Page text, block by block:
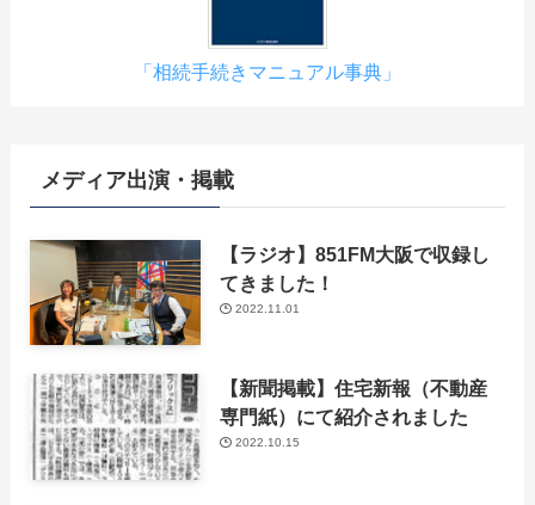
「相続手続きマニュアル事典」
メディア出演・掲載
【ラジオ】851FM大阪で収録し
てきました！
2022.11.01
【新聞掲載】住宅新報（不動産
専門紙）にて紹介されました
2022.10.15